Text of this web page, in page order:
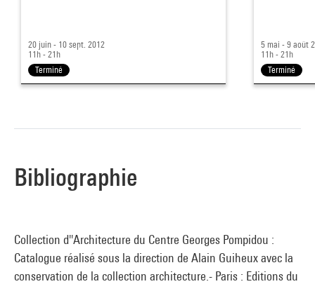
20 juin - 10 sept. 2012
11h - 21h
Terminé
5 mai - 9 août
11h - 21h
Terminé
Bibliographie
Collection d''Architecture du Centre Georges Pompidou :
Catalogue réalisé sous la direction de Alain Guiheux avec la
conservation de la collection architecture.- Paris : Editions du